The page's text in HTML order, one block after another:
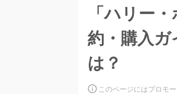
「ハリー
約・購入
は？
このページにはプロモ